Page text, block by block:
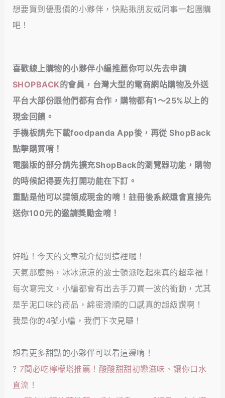
想要買到優惠價的小夥伴，快點揪朋友或同事一起團購
吧！
喜歡線上購物的小夥伴小編推薦你可以先去申請
SHOPBACK的會員，台灣大型的電商網站購物及外送
平台大部份跟他們都有合作，購物都有1～25%以上的
現金回饋 。
手機板請先下載foodpanda App後，再從 ShopBack
點擊購買唷！
電腦版的部分請先擴充ShopBack的瀏覽器功能，購物
的時候記得要先打開功能在下訂。
重點是他可以提領成現金的唷！註冊後系統還會直接先
送你100元的邀請獎勵金唷！
好啦！今天的文章就介紹到這裡囉！
天氣那麼熱，冰冰涼涼的波士頓派吃起來真的超幸福！
每次寫完文，小編都會有出去手刀買一波的衝動，尤其
是芋泥口味的商品，綿密滑順的口感真的超級讚啊！
我是你的4號小編，我們下次見囉！
想看更多甜點的小夥伴可以看這邊唷！
? 7間必吃檸檬塔推薦！酸酸甜甜初戀滋味、讓你口水
直流！